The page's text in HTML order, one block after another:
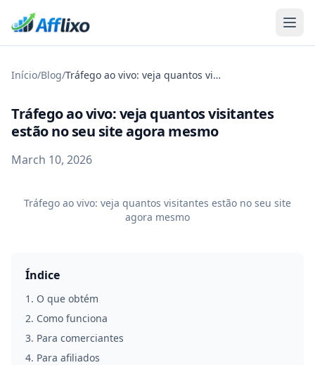
Início/Blog/ Tráfego ao vivo: veja quantos visitantes estão no seu site agora mesmo
Tráfego ao vivo: veja quantos visitantes
estão no seu site agora mesmo
March 10, 2026
Tráfego ao vivo: veja quantos visitantes estão no seu site
agora mesmo
Índice
1 . O que obtém
2. Como funciona
3. Para comerciantes
4. Para afiliados